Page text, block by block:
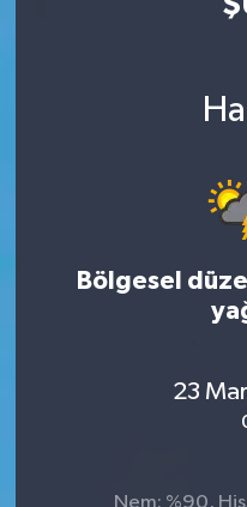
Bölgesel
23
Nem: %90,